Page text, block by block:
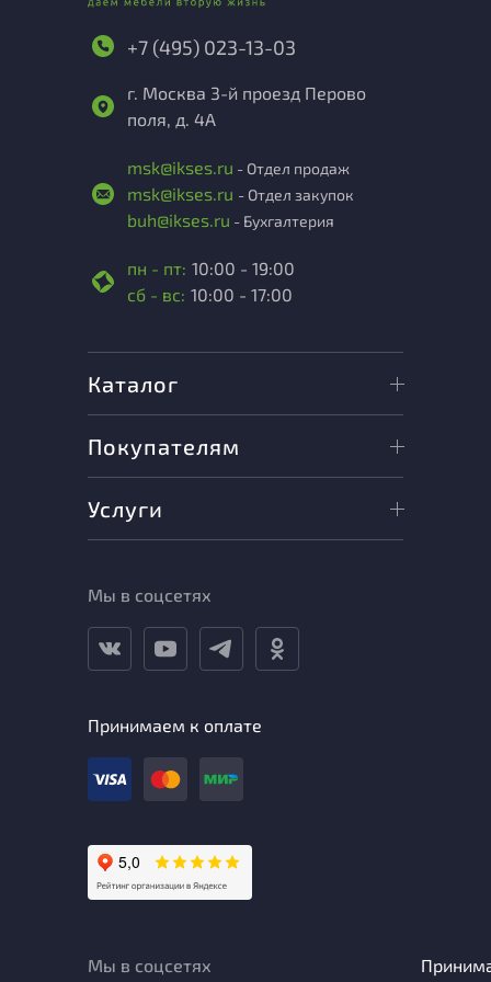
+7 (495) 023-13-03
г. Москва 3-й проезд Перово
поля, д. 4А
msk@ikses.ru - Отдел продаж
msk@ikses.ru - Отдел закупок
buh@ikses.ru - Бухгалтерия
пн - пт: 10:00 - 19:00
сб - вс: 10:00 - 17:00
Каталог
Покупателям
Услуги
Мы в соцсетях
Принимаем к оплате
Мы в соцсетях